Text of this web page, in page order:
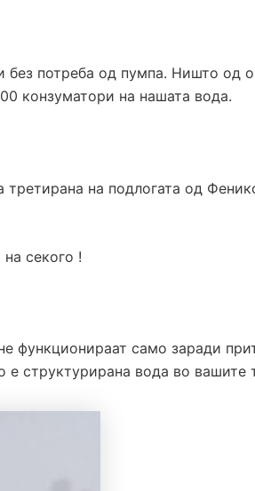
без потреба од пумпа. Ништо од
конзуматори на нашата вода.
третирана на подлогата од
секого !
функционираат само заради
е структурирана вода во вашите